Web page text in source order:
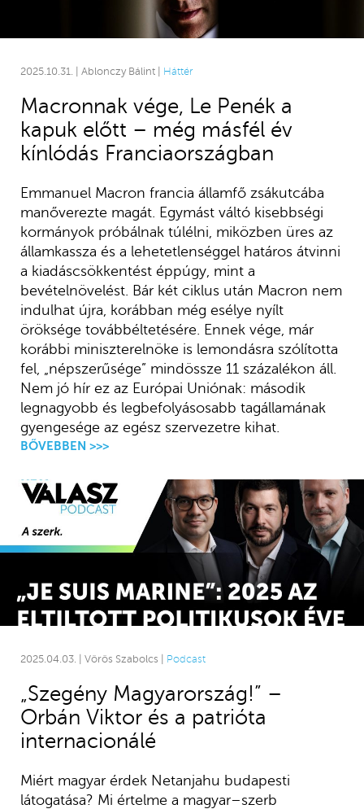
2025.10.31. | Ablonczy Bálint | Háttér
Macronnak vége, Le Penék a
kapuk előtt – még másfél év
kínlódás Franciaországban
Emmanuel Macron francia államfő zsákutcába
manőverezte magát. Egymást váltó kisebbségi
kormányok próbálnak túlélni, miközben üres az
államkassza és a lehetetlenséggel határos átvinni
a kiadáscsökkentést éppúgy, mint a
bevételnövelést. Bár két ciklus után Macron nem
indulhat újra, korábban még esélye nyílt
öröksége továbbéltetésére. Ennek vége, már
korábbi miniszterelnöke is lemondásra szólította
fel, „népszerűsége” mindössze 11 százalékon áll.
Nem jó hír ez az Európai Uniónak: második
legnagyobb és legbefolyásosabb tagállamának
gyengesége az egész szervezetre kihat.
BŐVEBBEN >>>
2025.04.03. | Vörös Szabolcs | Podcast
„Szegény Magyarország!” –
Orbán Viktor és a patrióta
internacionálé
Miért magyar érdek Netanjahu budapesti
látogatása? Mi értelme a magyar–szerb